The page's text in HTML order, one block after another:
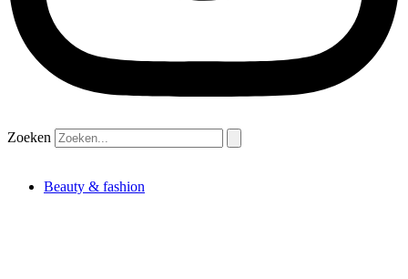
Zoeken
Beauty & fashion